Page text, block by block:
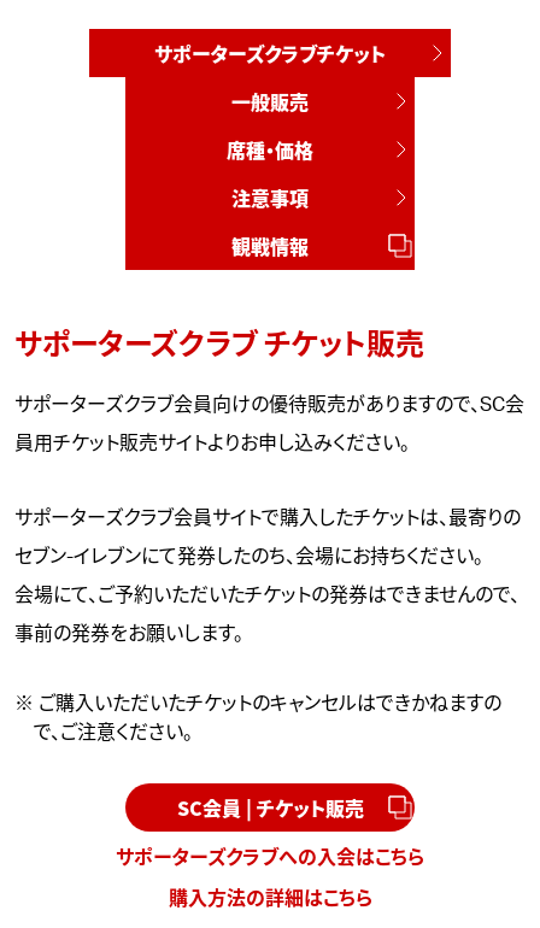
サポーターズクラブチケット
一般販売
席種・価格
注意事項
観戦情報
サポーターズクラブ チケット販売
サポーターズクラブ会員向けの優待販売がありますので、SC会
員用チケット販売サイトよりお申し込みください。
サポーターズクラブ会員サイトで購入したチケットは、最寄りの
セブン-イレブンにて発券したのち、会場にお持ちください。
会場にて、ご予約いただいたチケットの発券はできませんので、
事前の発券をお願いします。
※ ご購入いただいたチケットのキャンセルはできかねますの
で、ご注意ください。
SC会員 | チケット販売
サポーターズクラブへの入会はこちら
購入方法の詳細はこちら